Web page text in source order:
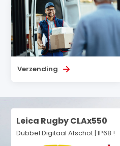
Verzending
Leica Rugby CLAx550
Dubbel Digitaal Afschot | IP68 !